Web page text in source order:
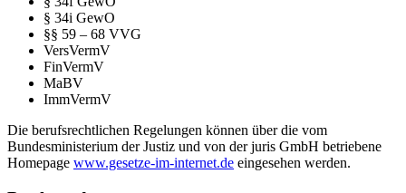
§ 34i GewO
§§ 59 – 68 VVG
VersVermV
FinVermV
MaBV
ImmVermV
Die berufsrechtlichen Regelungen können über die vom
Bundesministerium der Justiz und von der juris GmbH betriebene
Homepage www.gesetze-im-internet.de eingesehen werden.